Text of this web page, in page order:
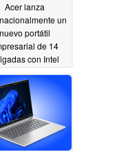
Acer lanza
un
nuevo portátil
de 14
con Intel
06/06/2026